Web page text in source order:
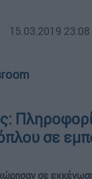
15.03.2019 23:08
σε
σε